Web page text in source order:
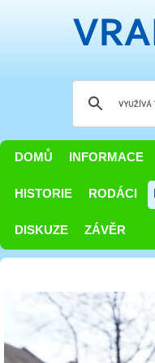
DOMŮ INFORMACE
HISTORIE RODÁCI
DISKUZE ZÁVĚR